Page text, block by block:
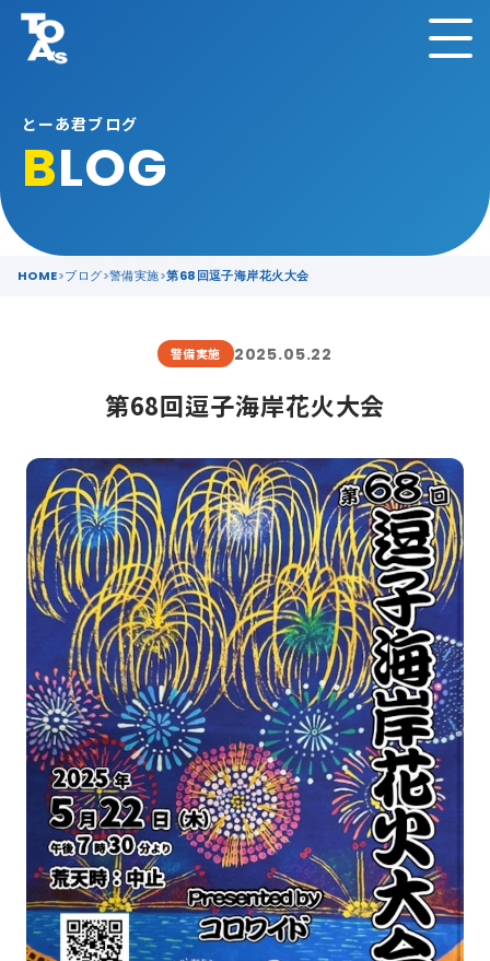
とーあ君ブログ
BLOG
HOME ブログ 警備実施 第68回逗子海岸花火大会
警備実施 2025.05.22
第68回逗子海岸花火大会